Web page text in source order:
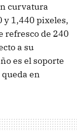
curvatura
y 1,440 pixeles,
refresco de 240
a su
es el soporte
queda en